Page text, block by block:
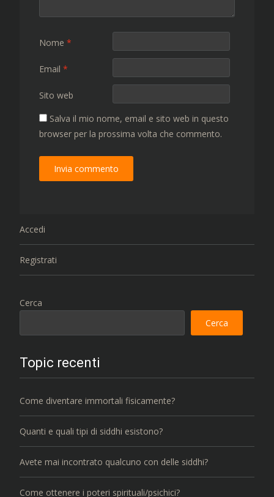
Nome *
Email *
Sito web
Salva il mio nome, email e sito web in questo
browser per la prossima volta che commento.
Accedi
Registrati
Cerca
Cerca
Topic recenti
Come diventare immortali fisicamente?
Quanti e quali tipi di siddhi esistono?
Avete mai incontrato qualcuno con delle siddhi?
Come ottenere i poteri spirituali/psichici?